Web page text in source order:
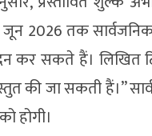
जून 2026 तक
कर सकते हैं। लिखित
की जा सकती हैं।”
होगी।